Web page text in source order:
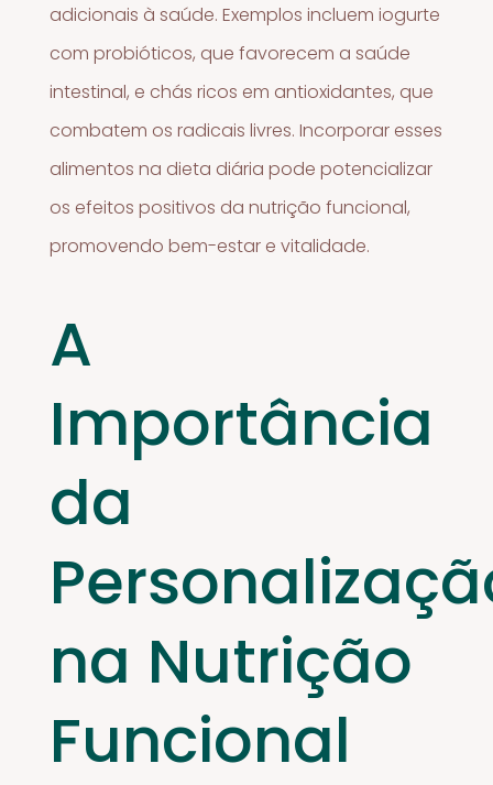
adicionais à saúde. Exemplos incluem iogurte
com probióticos, que favorecem a saúde
intestinal, e chás ricos em antioxidantes, que
combatem os radicais livres. Incorporar esses
alimentos na dieta diária pode potencializar
os efeitos positivos da nutrição funcional,
promovendo bem-estar e vitalidade.
A
Importância
da
na Nutrição
Funcional